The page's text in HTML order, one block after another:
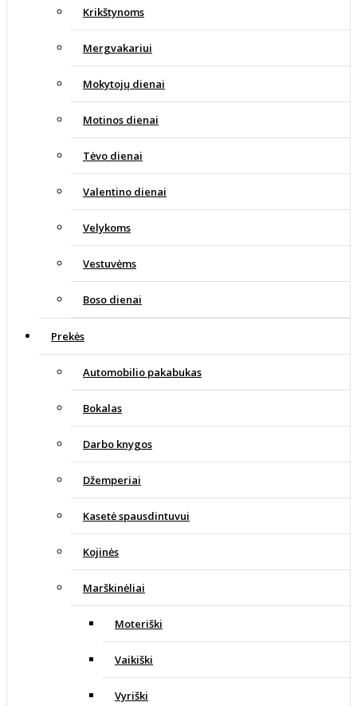
Krikštynoms
Mergvakariui
Mokytojų dienai
Motinos dienai
Tėvo dienai
Valentino dienai
Velykoms
Vestuvėms
Boso dienai
Prekės
Automobilio pakabukas
Bokalas
Darbo knygos
Džemperiai
Kasetė spausdintuvui
Kojinės
Marškinėliai
Moteriški
Vaikiški
Vyriški